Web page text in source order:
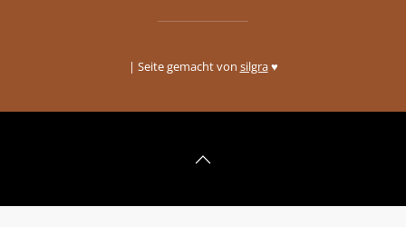
| Seite gemacht von silgra♥